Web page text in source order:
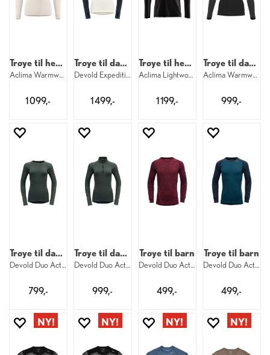
Trøye til herre
Aclima Warmwool Granddad M 395
1 099,-
Trøye til dame
Devold Expedition Merino Silk Zip W 284
1 499,-
Trøye til herre
Aclima Lightwool 140 Sports Shirt M 123
1 199,-
Trøye til dame
Aclima Warmwool Crew W 123
999,-
Trøye til dame
Devold Duo Active Merino Shirt W 427
799,-
Trøye til dame
Devold Duo Active Merino Zip W 427
999,-
Trøye til barn
Devold Duo Active Merino Shirt Jr 744
499,-
Trøye til barn
Devold Duo Active Merino Shirt Jr 284
499,-